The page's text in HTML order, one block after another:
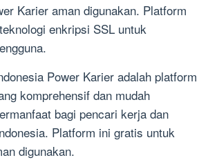
Karier aman digunakan. Platform
enkripsi SSL untuk
Power Karier adalah platform
komprehensif dan mudah
bagi pencari kerja dan
Platform ini gratis untuk
digunakan.